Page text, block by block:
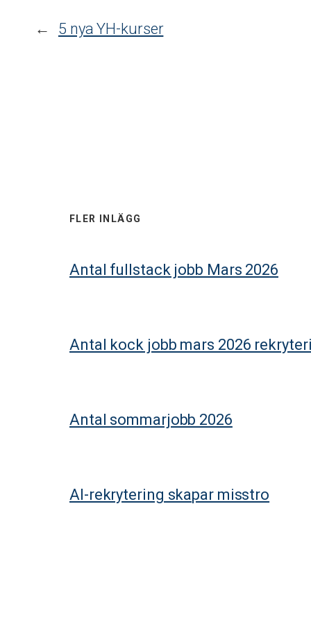
← 5 nya YH-kurser
FLER INLÄGG
Antal fullstack jobb Mars 2026
Antal kock jobb mars 2026
Antal sommarjobb 2026
AI-rekrytering skapar misstro